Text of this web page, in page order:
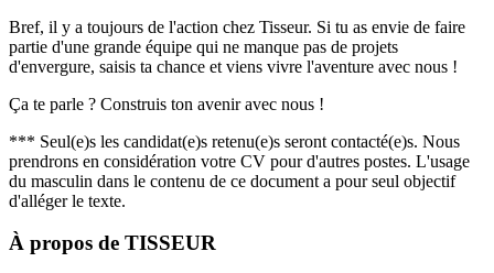
Bref, il y a toujours de l'action chez Tisseur. Si tu as envie de faire
partie d'une grande équipe qui ne manque pas de projets
d'envergure, saisis ta chance et viens vivre l'aventure avec nous !
Ça te parle ? Construis ton avenir avec nous !
*** Seul(e)s les candidat(e)s retenu(e)s seront contacté(e)s. Nous
prendrons en considération votre CV pour d'autres postes. L'usage
du masculin dans le contenu de ce document a pour seul objectif
d'alléger le texte.
À propos de TISSEUR